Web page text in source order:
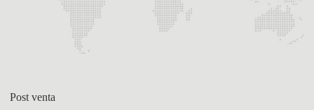
Post venta